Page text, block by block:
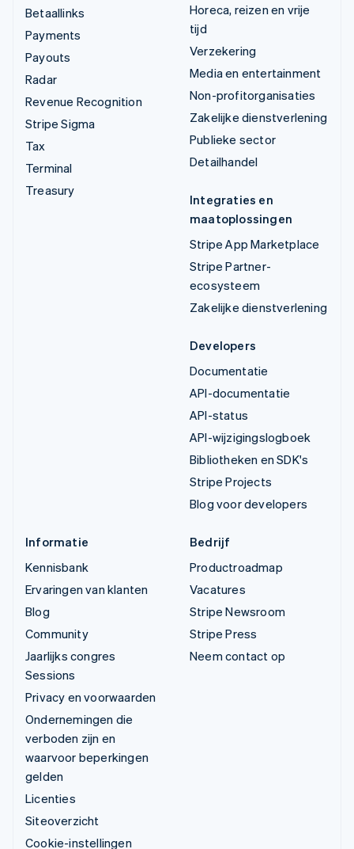
Betaallinks
Payments
Payouts
Radar
Revenue Recognition
Stripe Sigma
Tax
Terminal
Treasury
Horeca, reizen en vrije
tijd
Verzekering
Media en entertainment
Non-profitorganisaties
Zakelijke dienstverlening
Publieke sector
Detailhandel
Integraties en
maatoplossingen
Stripe App Marketplace
Stripe Partner-
ecosysteem
Zakelijke dienstverlening
Developers
Documentatie
API-documentatie
API-status
API-wijzigingslogboek
Bibliotheken en SDK's
Stripe Projects
Blog voor developers
Informatie
Kennisbank
Ervaringen van klanten
Blog
Community
Jaarlijks congres
Sessions
Privacy en voorwaarden
Ondernemingen die
verboden zijn en
waarvoor beperkingen
gelden
Licenties
Siteoverzicht
Cookie-instellingen
Bedrijf
Productroadmap
Vacatures
Stripe Newsroom
Stripe Press
Neem contact op